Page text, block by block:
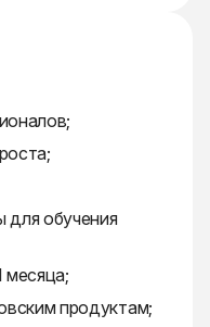
для обучения
месяца;
продуктам;